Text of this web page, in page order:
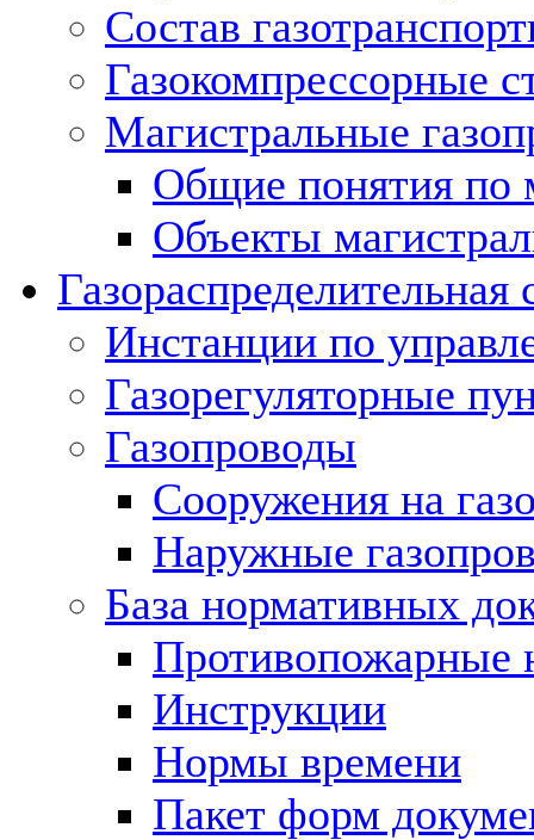
Состав
Газокомпрессорные
Магистральные
Общие понятия по
Объекты
Газораспределительная
Инстанции по
Газорегуляторные
Газопроводы
Сооружения на
Наружные
База нормативных
Противопожарные
Инструкции
Нормы времени
Пакет форм